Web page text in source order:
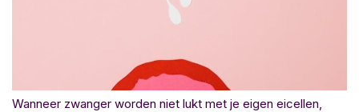
Wanneer zwanger worden niet lukt met je eigen eicellen,